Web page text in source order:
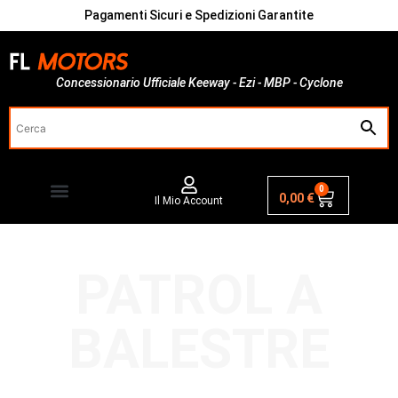
Pagamenti Sicuri e Spedizioni Garantite
Concessionario Ufficiale Keeway - Ezi - MBP - Cyclone
Il Mio Account 0,00 €
0